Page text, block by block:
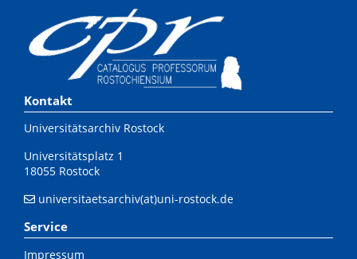
Kontakt
Universitätsarchiv Rostock
Universitätsplatz 1
18055 Rostock
universitaetsarchiv(at)uni-rostock.de
Service
Impressum